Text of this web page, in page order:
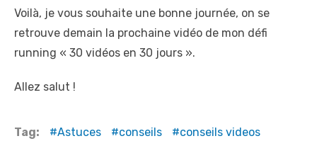
Voilà, je vous souhaite une bonne journée, on se
retrouve demain la prochaine vidéo de mon défi
running « 30 vidéos en 30 jours ».
Allez salut !
Tag: Astuces conseils conseils videos